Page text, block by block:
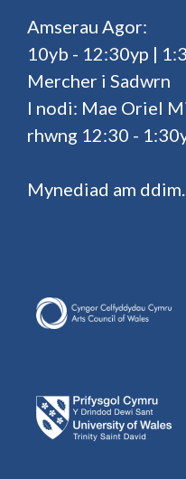
Amserau Agor:
10yb - 12:30yp |
Mercher i Sadwrn
I nodi: Mae Oriel
rhwng 12:30 -
Mynediad am ddim.